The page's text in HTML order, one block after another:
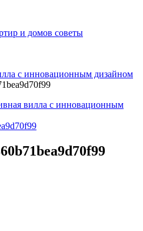
и домов советы
с инновационным дизайном
вилла с инновационным